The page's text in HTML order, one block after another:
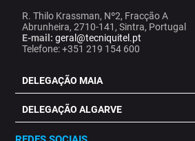
R. Thilo Krassman, Nº2, Fracção A
Abrunheira, 2710-141, Sintra, Portugal
E-mail: geral@tecniquitel.pt
Telefone: +351 219 154 600
DELEGAÇÃO MAIA
DELEGAÇÃO ALGARVE